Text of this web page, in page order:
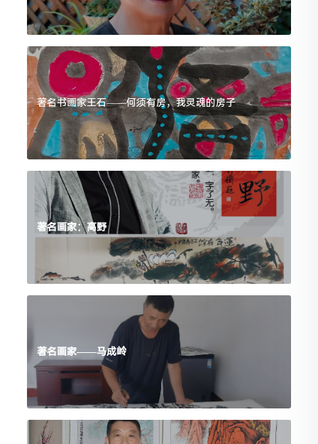
著名书画家王石——何须有房，我灵魂的房子
著名画家：高野
著名画家——马成岭